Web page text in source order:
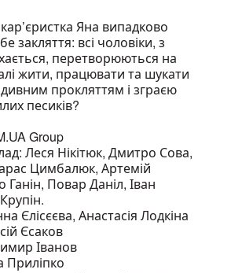
Яна випадково
закляття: всі чоловіки, з
перетворюються на
жити, працювати та шукати
прокляттям і зграєю
песиків?
Group
Леся Нікітюк, Дмитро Сова,
Цимбалюк, Артемій
Повар Даніл, Іван
Єлісєєва, Анастасія Лодкіна
Єсаков
Іванов
Приліпко